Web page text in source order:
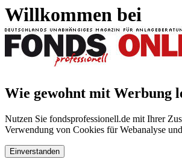
Willkommen bei
Wie gewohnt mit Werbung
Nutzen Sie fondsprofessionell.de mit Ihrer
Verwendung von Cookies für Webanalyse
Einverstanden